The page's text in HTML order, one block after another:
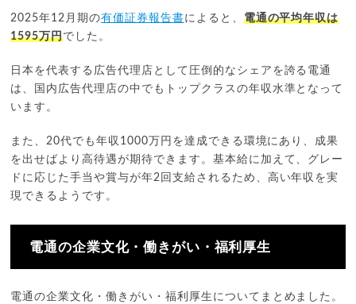
2025年12月期の有価証券報告書によると、 電通の平均年収は
1595万円でした。
日本を代表する広告代理店として圧倒的なシェアを誇る電通
は、国内広告代理店の中でもトップクラスの年収水準となって
います。
また、20代でも年収1000万円を達成できる環境にあり、成果
を出せばより高待遇が期待できます。基本給に加えて、グレー
ドに応じた手当や賞与が年2回支給されるため、高い年収を実
現できるようです。
電通の企業文化・働きがい・福利厚生
電通の企業文化・働きがい・福利厚生についてまとめました。